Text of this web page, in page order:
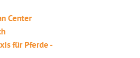
Center
für Pferde -